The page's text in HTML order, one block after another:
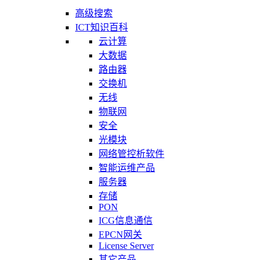
高级搜索
ICT知识百科
云计算
大数据
路由器
交换机
无线
物联网
安全
光模块
网络管控析软件
智能运维产品
服务器
存储
PON
ICG信息通信
EPCN网关
License Server